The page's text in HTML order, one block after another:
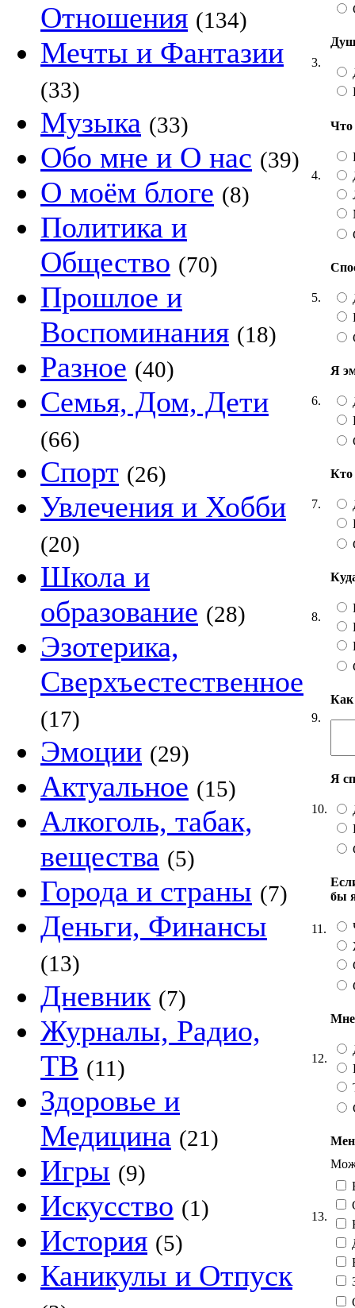
Отношения (134)
Мечты и Фантазии
(33)
Музыка (33)
Обо мне и О нас (39)
О моём блоге (8)
Политика и
Общество (70)
Прошлое и
Воспоминания (18)
Разное (40)
Семья, Дом, Дети
(66)
Спорт (26)
Увлечения и Хобби
(20)
Школа и
образование (28)
Эзотерика,
Сверхъестественное
(17)
Эмоции (29)
Актуальное (15)
Алкоголь, табак,
вещества (5)
Города и страны (7)
Деньги, Финансы
(13)
Дневник (7)
Журналы, Радио,
ТВ (11)
Здоровье и
Медицина (21)
Игры (9)
Искусство (1)
История (5)
Каникулы и Отпуск
3.
4.
Что
5.
6.
Я
7.
Кто
8.
9.
Как
10.
Я
11.
бы
12.
Мне
13.